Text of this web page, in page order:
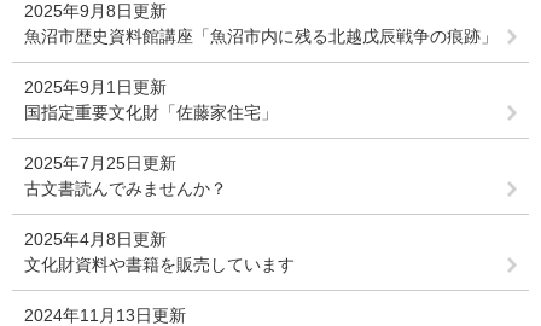
2025年9月8日更新
魚沼市歴史資料館講座「魚沼市内に残る北越戊辰戦争の痕跡」
2025年9月1日更新
国指定重要文化財「佐藤家住宅」
2025年7月25日更新
古文書読んでみませんか？
2025年4月8日更新
文化財資料や書籍を販売しています
2024年11月13日更新